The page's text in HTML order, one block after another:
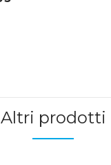
Altri prodotti